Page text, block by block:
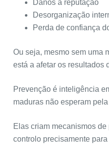
Danos à reputação
Desorganização
Perda de confiança
Ou seja, mesmo sem uma
está a afetar os resultados
Prevenção é inteligência
maduras não esperam
Elas criam mecanismos
controlo precisamente